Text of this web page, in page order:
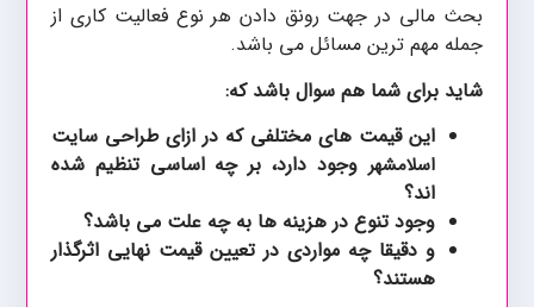
بحث مالی در جهت رونق دادن هر نوع فعالیت کاری از
جمله مهم ترین مسائل می باشد.
شاید برای شما هم سوال باشد که:
این قیمت های مختلفی که در ازای طراحی سایت
اسلامشهر وجود دارد، بر چه اساسی تنظیم شده
اند؟
وجود تنوع در هزینه ها به چه علت می باشد؟
و دقیقا چه مواردی در تعیین قیمت نهایی اثرگذار
هستند؟